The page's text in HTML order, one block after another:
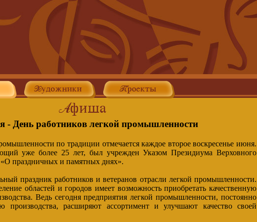
- День работников легкой промышленности
по традиции отмечается каждое второе воскресенье июня.
уже более 25 лет, был учрежден Указом Президиума Верховного
праздничных и памятных днях».
праздник работников и ветеранов отрасли легкой промышленности.
областей и городов имеет возможность приобретать качественную
Ведь сегодня предприятия легкой промышленности, постоянно
производства, расширяют ассортимент и улучшают качество своей